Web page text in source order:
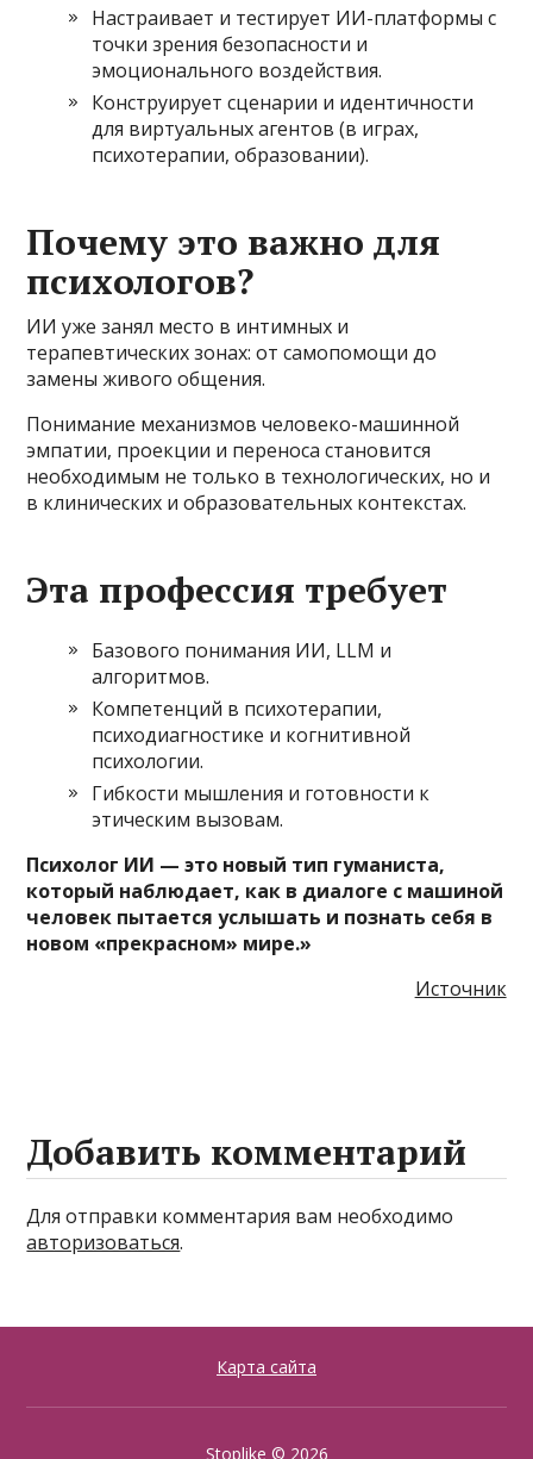
Настраивает и тестирует ИИ-платформы с
точки зрения безопасности и
эмоционального воздействия.
Конструирует сценарии и идентичности
для виртуальных агентов (в играх,
психотерапии, образовании).
Почему это важно для
психологов?
ИИ уже занял место в интимных и
терапевтических зонах: от самопомощи до
замены живого общения.
Понимание механизмов человеко-машинной
эмпатии, проекции и переноса становится
необходимым не только в технологических, но и
в клинических и образовательных контекстах.
Эта профессия требует
Базового понимания ИИ, LLM и
алгоритмов.
Компетенций в психотерапии,
психодиагностике и когнитивной
психологии.
Гибкости мышления и готовности к
этическим вызовам.
Психолог ИИ — это новый тип гуманиста,
который наблюдает, как в диалоге с машиной
человек пытается услышать и познать себя в
новом «прекрасном» мире.»
Источник
Добавить комментарий
Для отправки комментария вам необходимо
авторизоваться.
Карта сайта
Stoplike © 2026